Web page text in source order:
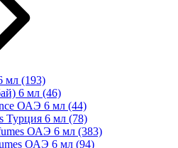
мл (193)
6 мл (46)
ОАЭ 6 мл (44)
Турция 6 мл (78)
ОАЭ 6 мл (383)
ОАЭ 6 мл (94)